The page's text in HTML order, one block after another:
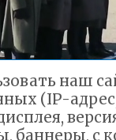
наш
(IP-
баннеры, с